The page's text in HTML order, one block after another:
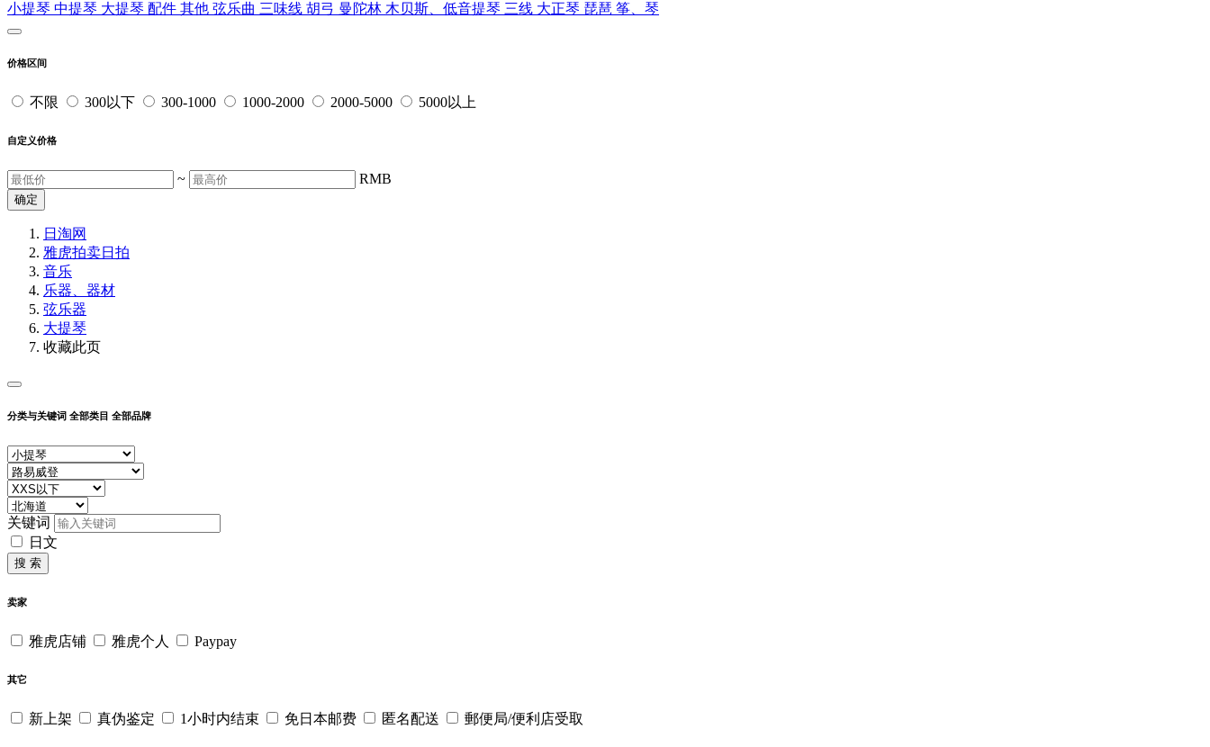
小提琴 中提琴 大提琴 配件 其他 弦乐曲 三味线 胡弓 曼陀林 木贝斯、低音提琴 三线 大正琴 琵琶 筝、琴
价格区间
不限 300以下 300-1000 1000-2000 2000-5000 5000以上
自定义价格
~ RMB
确定
日淘网
雅虎拍卖日拍
音乐
乐器、器材
弦乐器
大提琴
收藏此页
分类与关键词 全部类目 全部品牌
关键词
日文
搜 索
卖家
雅虎店铺 雅虎个人 Paypay
其它
新上架 真伪鉴定 1小时内结束 免日本邮费 匿名配送 郵便局/便利店受取